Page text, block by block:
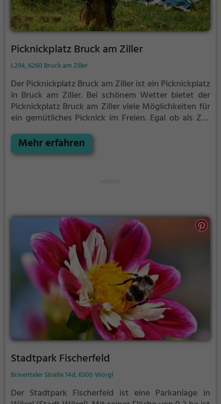
Picknickplatz Bruck am Ziller
L294, 6260 Bruck am Ziller
Der Picknickplatz Bruck am Ziller ist ein Picknickplatz
in Bruck am Ziller. Bei schönem Wetter bietet der
Picknickplatz Bruck am Ziller viele Möglichkeiten für
ein gemütliches Picknick im Freien. Egal ob als Ziel
zwischendurch, der Picknickplatz Bruck am Ziller ist
der perfekte Ort, um die Akkus wieder aufzutanken
Mehr erfahren
Stadtpark Fischerfeld
Brixentaler Straße 14d, 6300 Wörgl
Der Stadtpark Fischerfeld ist eine Parkanlage in